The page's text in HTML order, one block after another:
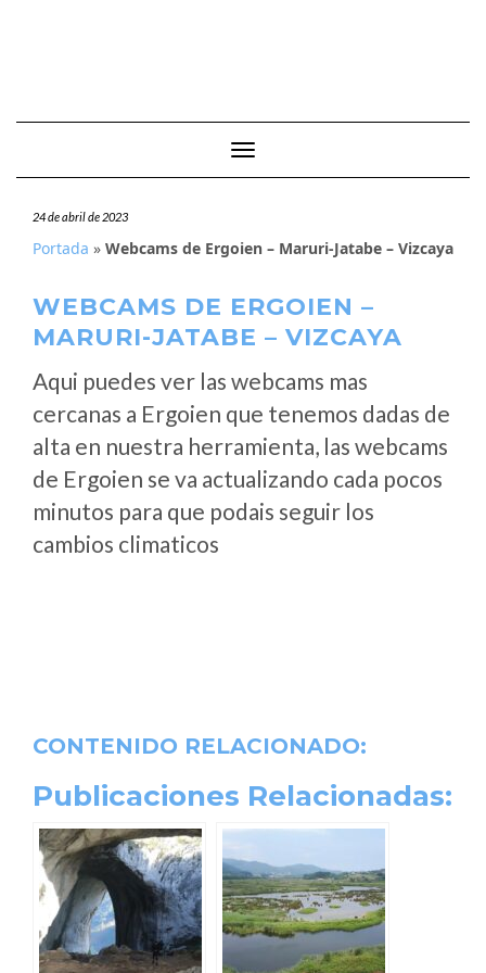
Cambiar modo de navegación
24 de abril de 2023
Portada » Webcams de Ergoien – Maruri-Jatabe – Vizcaya
WEBCAMS DE ERGOIEN –
MARURI-JATABE – VIZCAYA
Aqui puedes ver las webcams mas
cercanas a Ergoien que tenemos dadas de
alta en nuestra herramienta, las webcams
de Ergoien se va actualizando cada pocos
minutos para que podais seguir los
cambios climaticos
CONTENIDO RELACIONADO:
Publicaciones Relacionadas: